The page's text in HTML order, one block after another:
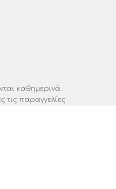
καθημερινά.
παραγγελίες